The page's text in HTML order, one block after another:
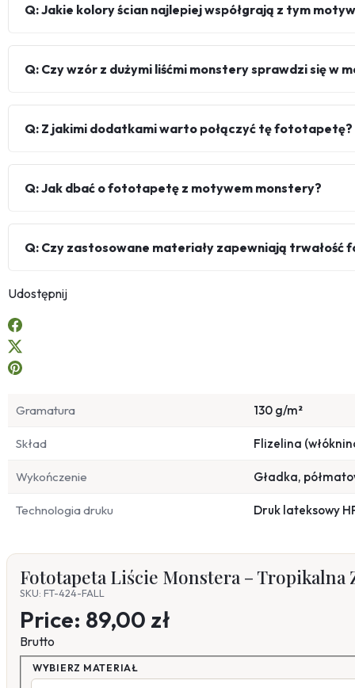
Q: Jakie kolory ścian najlepiej współgrają z tym
Q: Czy wzór z dużymi liśćmi monstery sprawdzi się w
Q: Z jakimi dodatkami warto połączyć tę fototapetę?
Q: Jak dbać o fototapetę z motywem monstery?
Q: Czy zastosowane materiały zapewniają
Udostępnij
Gramatura 130 g/m²
Skład Flizelina
Wykończenie Gładka,
Technologia druku Druk lateksowy
Fototapeta Liście Monstera – Tropikalna
SKU: FT-424-FALL
Price: 89,00 zł
Brutto
WYBIERZ MATERIAŁ